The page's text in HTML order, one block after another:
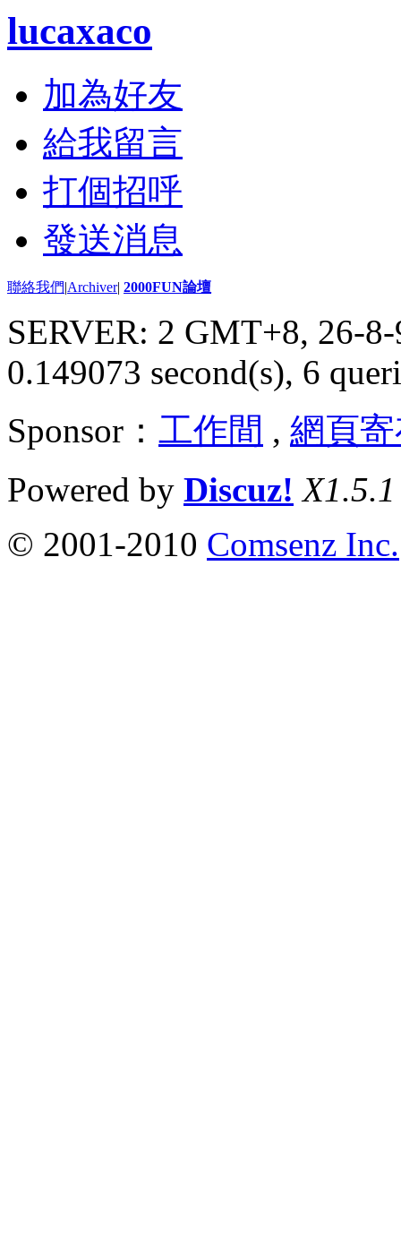
lucaxaco
加為好友
給我留言
打個招呼
發送消息
聯絡我們|Archiver| 2000FUN論壇
SERVER: 2 GMT+8, 26-
0.149073 second(s), 6
Sponsor： 工作間 , 網頁
Powered by Discuz! X1.5.1
© 2001-2010 Comsenz Inc.